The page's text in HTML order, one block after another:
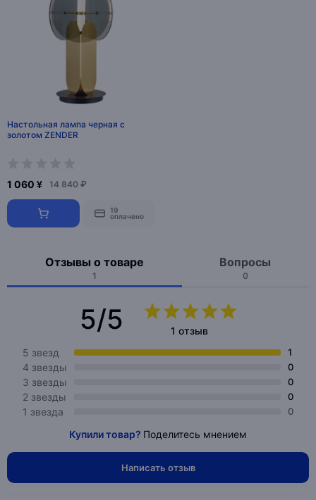
Настольная лампа черная с
золотом ZENDER
1 060 ¥ 14 840 ₽
19
оплачено
Отзывы о товаре
1
Вопросы
0
5/5
1 отзыв
5 звезд
1
4 звезды 0
3 звезды 0
2 звезды 0
1 звезда 0
Купили товар? Поделитесь мнением
Написать отзыв